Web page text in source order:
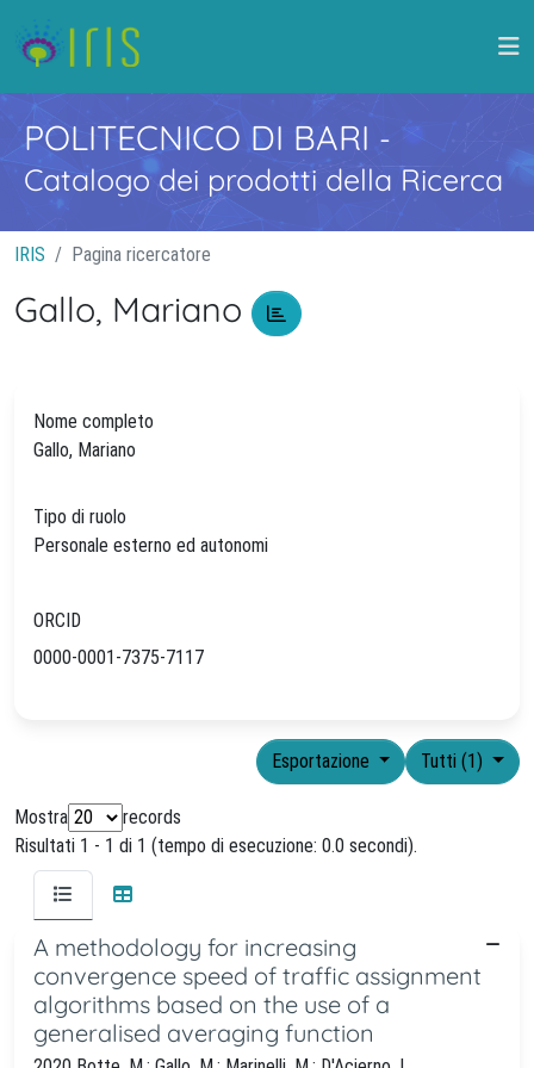
POLITECNICO DI BARI -
Catalogo dei prodotti della Ricerca
IRIS Pagina ricercatore
Gallo, Mariano
Nome completo
Gallo, Mariano
Tipo di ruolo
Personale esterno ed autonomi
ORCID
0000-0001-7375-7117
Tutti (1)
Esportazione
Mostra
records
Risultati 1 - 1 di 1 (tempo di esecuzione: 0.0 secondi).
A methodology for increasing
convergence speed of traffic assignment
algorithms based on the use of a
generalised averaging function